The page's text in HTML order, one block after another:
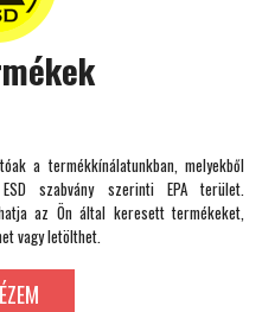
a termékkínálatunkban, melyekből
szabvány szerinti EPA terület.
az Ön által keresett termékeket,
vagy letölthet.